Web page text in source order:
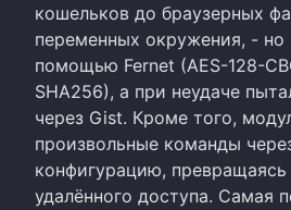
кошельков до браузерных
переменных окружения, -
помощью Fernet (AES-128-
SHA256), а при неудаче
через Gist. Кроме того,
произвольные команды
конфигурацию, превращаясь
удалённого доступа. Самая